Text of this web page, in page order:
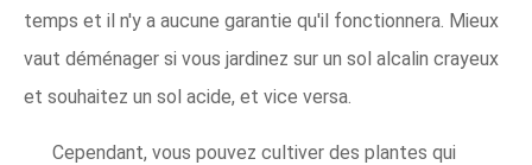
temps et il n'y a aucune garantie qu'il fonctionnera. Mieux
vaut déménager si vous jardinez sur un sol alcalin crayeux
et souhaitez un sol acide, et vice versa.
Cependant, vous pouvez cultiver des plantes qui